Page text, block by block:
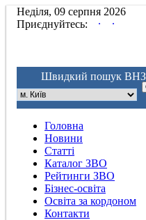
Неділя, 09 серпня 2026
Приєднуйтесь:
. .
Швидкий пошук
Головна
Новини
Статті
Каталог ЗВО
Рейтинги ЗВО
Бізнес-освіта
Освіта за кордоном
Контакти